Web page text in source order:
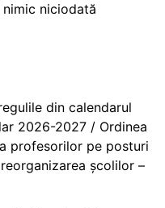
niciodată
din calendarul
2026-2027 / Ordinea
profesorilor pe posturi
școlilor –